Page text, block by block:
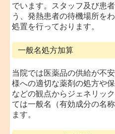
でいます。スタッフ及び患
う、発熱患者の待機場所を
処置を行っております。
一般名処方加算
当院では医薬品の供給が不
様への適切な薬剤の処方や
などの観点からジェネリッ
ては一般名（有効成分の名
ます。